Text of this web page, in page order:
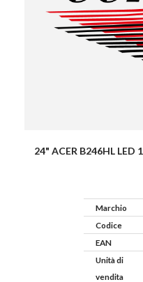
24" ACER B246HL
Marchio
Codice
EAN
Unità di
vendita